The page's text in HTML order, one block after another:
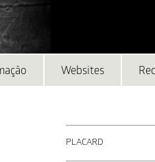
Websites
PLACARD